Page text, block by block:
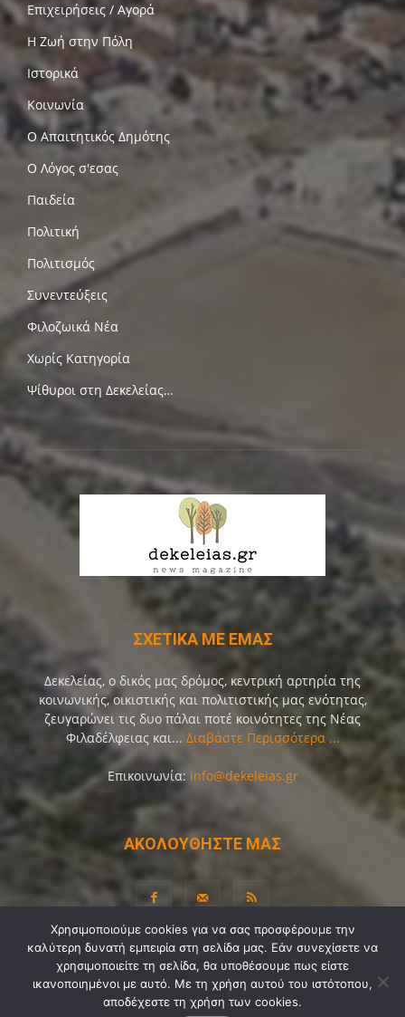
Επιχειρήσεις / Αγορά
Η Ζωή στην Πόλη
Ιστορικά
Κοινωνία
Ο Απαιτητικός Δημότης
Ο Λόγος σ'εσας
Παιδεία
Πολιτική
Πολιτισμός
Συνεντεύξεις
Φιλοζωικά Νέα
Χωρίς Κατηγορία
Ψίθυροι στη Δεκελείας…
ΣΧΕΤΙΚΑ ΜΕ ΕΜΑΣ
Δεκελείας, ο δικός μας δρόμος, κεντρική αρτηρία της
κοινωνικής, οικιστικής και πολιτιστικής μας ενότητας,
ζευγαρώνει τις δυο πάλαι ποτέ κοινότητες της Νέας
Φιλαδέλφειας και... Διαβάστε Περισσότερα ...
Επικοινωνία: info@dekeleias.gr
ΑΚΟΛΟΥΘΗΣΤΕ ΜΑΣ
Διαύγεια Λίγα Λόγια για Εμάς
Επικοινωνία
Όροι Χρήσης
Προσωπικά Δεδομένα
Sitemap
Ψηφοφορίες
Χρησιμοποιούμε cookies για να σας προσφέρουμε την
καλύτερη δυνατή εμπειρία στη σελίδα μας. Εάν συνεχίσετε να
χρησιμοποιείτε τη σελίδα, θα υποθέσουμε πως είστε
ικανοποιημένοι με αυτό. Με τη χρήση αυτού του ιστότοπου,
αποδέχεστε τη χρήση των cookies.